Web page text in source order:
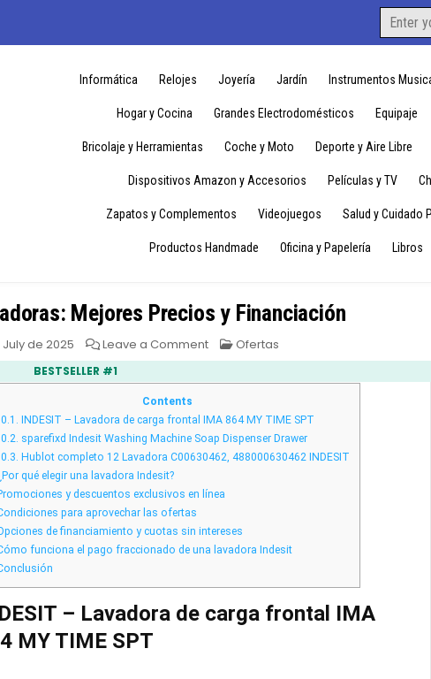
Search
for:
Informática Relojes Joyería Jardín Instrumentos
Hogar y Cocina Grandes Electrodomésticos Equipaje
Bricolaje y Herramientas Coche y Moto Deporte y Aire Libre
Dispositivos Amazon y Accesorios Películas y TV
Zapatos y Complementos Videojuegos Salud y Cuidado
Productos Handmade Oficina y Papelería Libros
Mejores Precios y Financiación
de 2025 Leave a Commenton
Ofertas
en
Indesit
Lavadoras:
Precios
y
Financiación
Posted
Ofertas
BESTSELLER #1
Contents
0.1. INDESIT – Lavadora de carga frontal IMA 864 MY TIME SPT
0.2. sparefixd Indesit Washing Machine Soap Dispenser Drawer
0.3. Hublot completo 12 Lavadora C00630462, 488000630462 INDESIT
qué elegir una lavadora Indesit?
y descuentos exclusivos en línea
para aprovechar las ofertas
de financiamiento y cuotas sin intereses
funciona el pago fraccionado de una lavadora Indesit
– Lavadora de carga frontal IMA
MY TIME SPT